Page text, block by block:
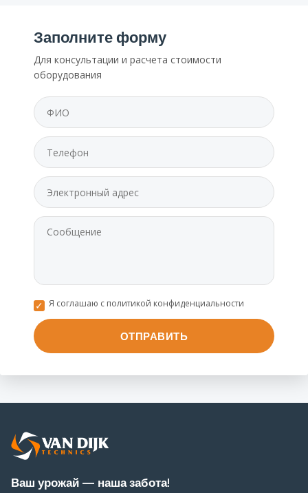
Заполните форму
Для консультации и расчета стоимости
оборудования
Я соглашаю с политикой конфиденциальности
Ваш урожай — наша забота!